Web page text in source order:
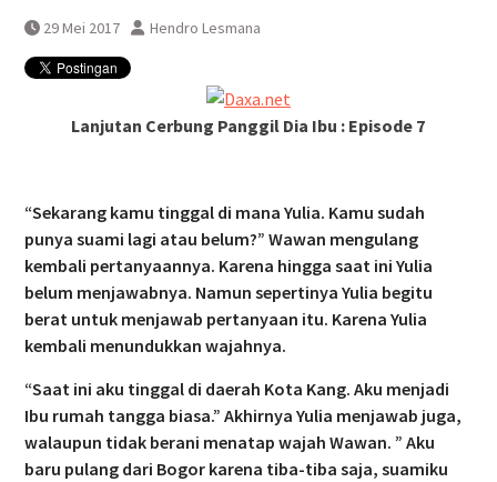
29 Mei 2017 Hendro Lesmana
Lanjutan Cerbung Panggil Dia Ibu : Episode 7
“Sekarang kamu tinggal di mana Yulia. Kamu sudah
punya suami lagi atau belum?” Wawan mengulang
kembali pertanyaannya. Karena hingga saat ini Yulia
belum menjawabnya. Namun sepertinya Yulia begitu
berat untuk menjawab pertanyaan itu. Karena Yulia
kembali menundukkan wajahnya.
“Saat ini aku tinggal di daerah Kota Kang. Aku menjadi
Ibu rumah tangga biasa.” Akhirnya Yulia menjawab juga,
walaupun tidak berani menatap wajah Wawan. ” Aku
baru pulang dari Bogor karena tiba-tiba saja, suamiku